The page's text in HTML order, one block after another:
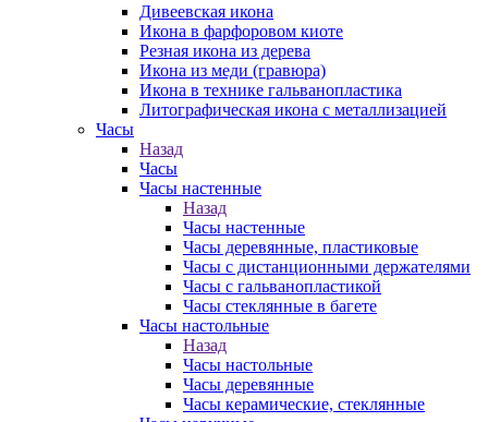
Дивеевская икона
Икона в фарфоровом киоте
Резная икона из дерева
Икона из меди (гравюра)
Икона в технике гальванопластика
Литографическая икона с металлизацией
Часы
Назад
Часы
Часы настенные
Назад
Часы настенные
Часы деревянные, пластиковые
Часы с дистанционными держателями
Часы с гальванопластикой
Часы стеклянные в багете
Часы настольные
Назад
Часы настольные
Часы деревянные
Часы керамические, стеклянные